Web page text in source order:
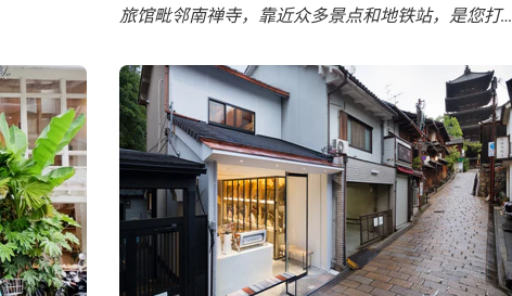
旅馆毗邻南禅寺，靠近众多景点和地铁站，是您打造